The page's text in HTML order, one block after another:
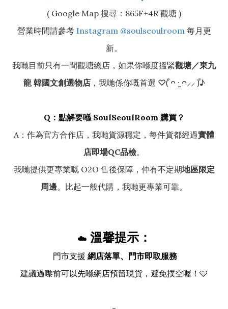
( Google Map 搜尋：865F+4R 觀塘 )
營業時間請參考 Instagram @soulseoulroom 每月更
新。
我哋目前只有一間觀塘總店，如果你喺度搵緊觀塘／東九
龍 韓國文創選物店，我哋係你嘅首選 ♡(͒ ᴖ ·̫ ᴖ⸝⸝ )͒♪
Q：點解要喺 SoulSeoulRoom 購買？
A：作為官方合作店，我哋貨源穩定，每件貨都經過實體
店即場QC品檢。
我哋提供更專業嘅 O2O 售後保障，仲有不定期地區限定
周邊。比起一般代購，我哋更專業可靠。
☁️ 溫馨提示：
門市支援 網店落單、門市即取服務
建議過嚟前可以先喺網店預留現貨，避免撲空喔！🩵